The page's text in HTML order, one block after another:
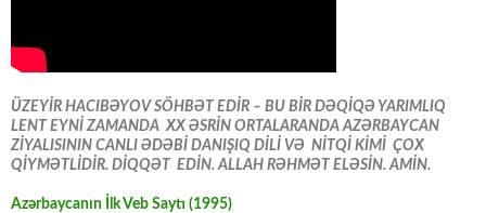
ÜZEYİR HACIBƏYOV SÖHBƏT EDİR – BU BİR DƏQİQƏ YARIMLIQ
LENT EYNİ ZAMANDA XX ƏSRİN ORTALARANDA AZƏRBAYCAN
ZİYALISININ CANLI ƏDƏBİ DANIŞIQ DİLİ VƏ NİTQİ KİMİ ÇOX
QİYMƏTLİDİR. DİQQƏT EDİN. ALLAH RƏHMƏT ELƏSİN. AMİN.
Azərbaycanın İlk Veb Saytı (1995)